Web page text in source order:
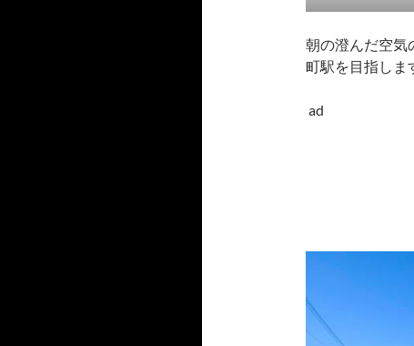
朝の澄んだ空気
町駅を目指しま
ad